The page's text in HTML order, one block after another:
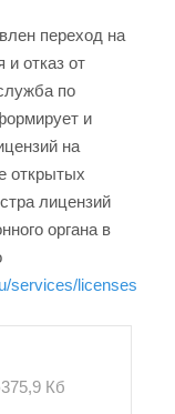
переход на
и отказ от
по
и
на
открытых
лицензий
органа в
services/licenses
375,9 Кб